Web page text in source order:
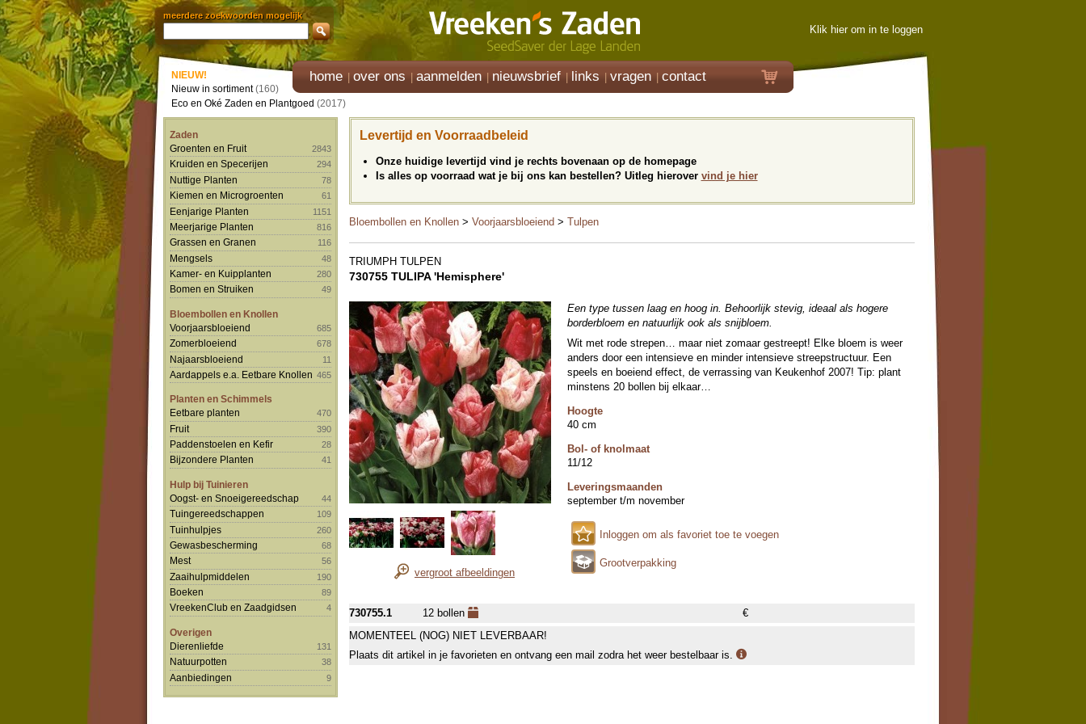
meerdere zoekwoorden mogelijk
Klik hier om in te loggen
home over ons aanmelden nieuwsbrief links vragen contact
NIEUW!
Nieuw in sortiment(160)
Eco en Oké Zaden en Plantgoed (2017)
Zaden
Groenten en Fruit
2843
Kruiden en Specerijen 294
Nuttige Planten 78
Kiemen en Microgroenten 61
Eenjarige Planten 1151
Meerjarige Planten 816
Grassen en Granen 116
Mengsels 48
Kamer- en Kuipplanten 280
Bomen en Struiken 49
Bloembollen en Knollen
Voorjaarsbloeiend
685
Zomerbloeiend 678
Najaarsbloeiend 11
Aardappels e.a. Eetbare Knollen 465
Planten en Schimmels
Eetbare planten
470
Fruit 390
Paddenstoelen en Kefir 28
Bijzondere Planten 41
Hulp bij Tuinieren
Oogst- en Snoeigereedschap
44
Tuingereedschappen 109
Tuinhulpjes 260
Gewasbescherming 68
Mest 56
Zaaihulpmiddelen 190
Boeken 89
VreekenClub en Zaadgidsen 4
Overigen
Dierenliefde
131
Natuurpotten 38
Aanbiedingen 9
Levertijd en Voorraadbeleid
Onze huidige levertijd vind je rechts bovenaan op de homepage
Is alles op voorraad wat je bij ons kan bestellen? Uitleg hierover vind je hier
Bloembollen en Knollen > Voorjaarsbloeiend > Tulpen
TRIUMPH TULPEN
730755 TULIPA 'Hemisphere'
vergroot afbeeldingen
Een type tussen laag en hoog in. Behoorlijk stevig, ideaal als hogere
borderbloem en natuurlijk ook als snijbloem.
Wit met rode strepen… maar niet zomaar gestreept! Elke bloem is weer
anders door een intensieve en minder intensieve streepstructuur. Een
speels en boeiend effect, de verrassing van Keukenhof 2007! Tip: plant
minstens 20 bollen bij elkaar…
Hoogte
40 cm
Bol- of knolmaat
11/12
Leveringsmaanden
september t/m november
Inloggen om als favoriet toe te voegen
Grootverpakking
730755.1 12 bollen
€
MOMENTEEL (NOG) NIET LEVERBAAR!
Plaats dit artikel in je favorieten en ontvang een mail zodra het weer bestelbaar is.